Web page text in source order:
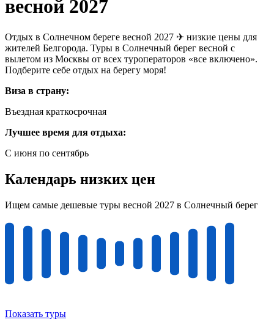
весной 2027
Отдых в Солнечном береге весной 2027 ✈ низкие цены для
жителей Белгорода. Туры в Солнечный берег весной с
вылетом из Москвы от всех туроператоров «все включено».
Подберите себе отдых на берегу моря!
Виза в страну:
Въездная краткосрочная
Лучшее время для отдыха:
С июня по сентябрь
Календарь низких цен
Ищем самые дешевые туры весной 2027 в Солнечный берег
Показать туры